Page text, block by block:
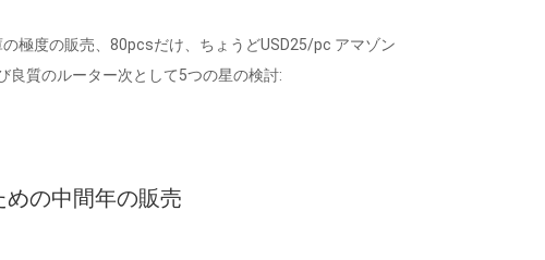
極度の販売、80pcsだけ、ちょうどUSD25/pc アマゾン
良質のルーター次として5つの星の検討:
めの中間年の販売